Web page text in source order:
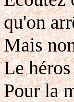
qu'on
Mais
Le
Pour la